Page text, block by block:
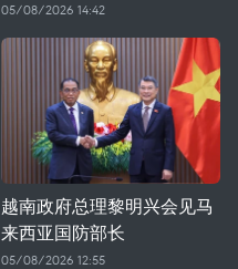
05/08/2026 14:42
越南政府总理黎明兴会见马
来西亚国防部长
05/08/2026 12:55